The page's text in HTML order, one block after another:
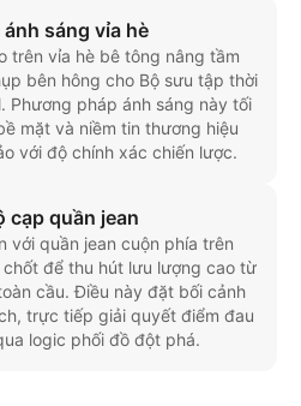
sáng vỉa hè
trên vỉa hè bê tông nâng tầm
bên hông cho Bộ sưu tập thời
Phương pháp ánh sáng này tối
mặt và niềm tin thương hiệu
với độ chính xác chiến lược.
cạp quần jean
với quần jean cuộn phía trên
để thu hút lưu lượng cao từ
cầu. Điều này đặt bối cảnh
trực tiếp giải quyết điểm đau
logic phối đồ đột phá.